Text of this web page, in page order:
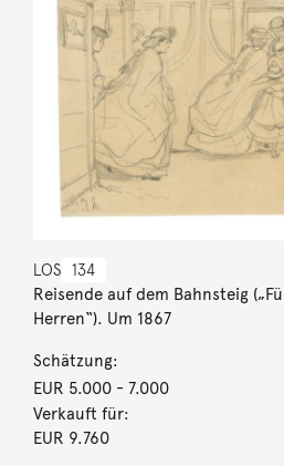
LOS 134
Reisende auf dem Bahnsteig
Herren“). Um 1867
Schätzung:
EUR 5.000- 7.000
Verkauft für:
EUR 9.760